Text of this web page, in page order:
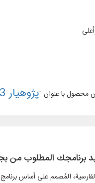
محصول با عنوان "پژوهیار 3
برنامجك المطلوب من